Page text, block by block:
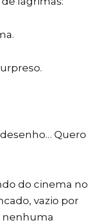
Quero
do cinema no
vazio por